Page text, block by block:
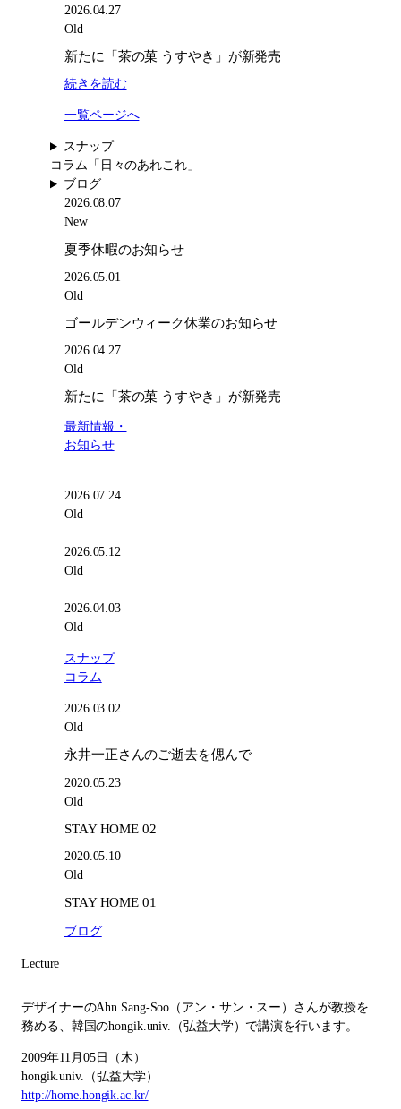
ら
せ
ル
デ
ン
ィ
ク
知
2026.04.27
Old
新たに「茶の菓 うすやき」が新発売
続きを読む:
た
「茶
や
発
一覧ページへ
スナップ
コラム 「日々のあれこれ」
ブログ
2026.08.07
New
夏季休暇のお知らせ
2026.05.01
Old
ゴールデンウィーク休業のお知らせ
2026.04.27
Old
新たに「茶の菓 うすやき」が新発売
最新情報・
お知らせ
2026.07.24
Old
2026.05.12
Old
2026.04.03
Old
スナップ
コラム
2026.03.02
Old
永井一正さんのご逝去を偲んで
2020.05.23
Old
STAY HOME 02
2020.05.10
Old
STAY HOME 01
ブログ
Lecture
デザイナーのAhn Sang-Soo（アン・サン・スー）さんが教授を
務める、韓国のhongik.univ.（弘益大学）で講演を行います。
2009年11月05日（木）
hongik.univ.（弘益大学）
http://home.hongik.ac.kr/